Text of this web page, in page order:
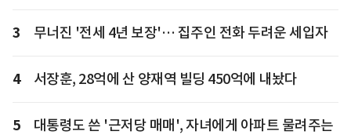
3 무너진 '전세 4년 보장'… 집주인 전화 두려운 세입자
4 서장훈, 28억에 산 양재역 빌딩 450억에 내놨다
5
대통령도 쓴 '근저당 매매', 자녀에게 아파트 물려주는